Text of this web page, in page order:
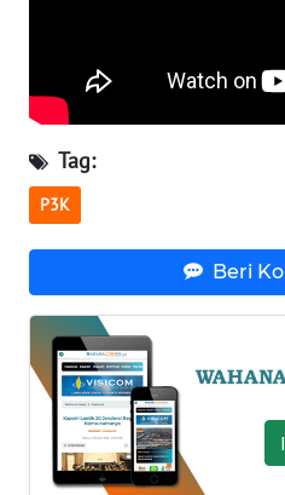
Tag:
P3K
Beri
WN
SUMBAR
WN
SUMSEL
BENGKULU
WN
LAMPUNG
WN
JATENG